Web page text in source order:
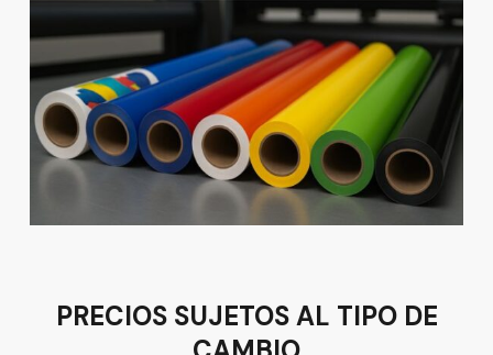
León
Sucursal
Av del Astillero 129 Centro bodeguero Las Trojes León,
Guanajuato
Tel:(477) 776 8994
Términos y condiciones
PRECIOS SUJETOS AL TIPO DE